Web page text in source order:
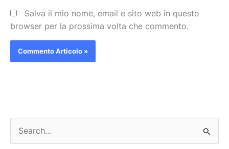
Salva il mio nome, email e sito web in questo
browser per la prossima volta che commento.